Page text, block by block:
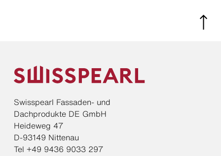
Swisspearl Fassaden- und
Dachprodukte DE GmbH
Heideweg 47
D-93149 Nittenau
Tel +49 9436 9033 297